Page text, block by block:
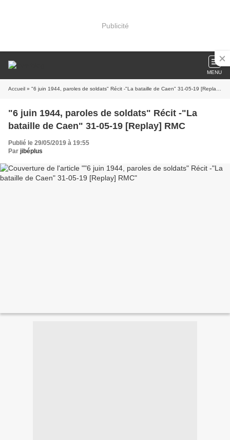
Publicité
MENU
Accueil » "6 juin 1944, paroles de soldats" Récit -"La bataille de Caen" 31-05-19 [Replay] RMC
"6 juin 1944, paroles de soldats" Récit -"La
bataille de Caen" 31-05-19 [Replay] RMC
Publié le 29/05/2019 à 19:55
Par jibéplus